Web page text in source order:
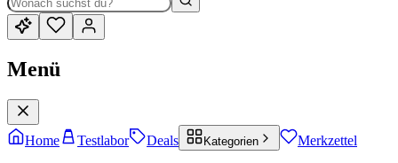
Menü
Home Testlabor Deals Kategorien Merkzettel